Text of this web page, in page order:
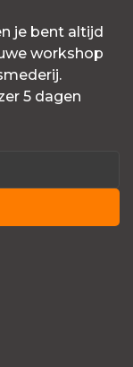
je bent altijd
workshop
5 dagen